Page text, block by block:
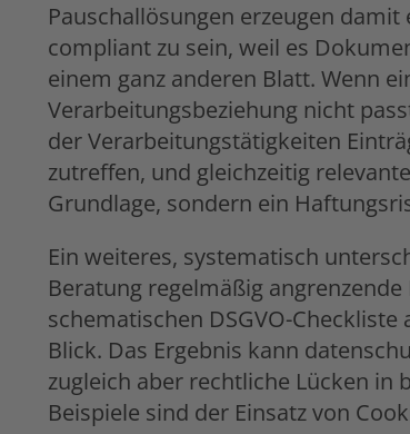
Pauschallösungen erzeugen
compliant zu sein, weil es
einem ganz anderen Blatt. Wenn
Verarbeitungsbeziehung nicht
der Verarbeitungstätigkeiten
zutreffen, und gleichzeitig
Grundlage, sondern ein
Ein weiteres, systematisch
Beratung regelmäßig
schematischen DSGVO-
Blick. Das Ergebnis kann
zugleich aber rechtliche Lücken in
Beispiele sind der Einsatz von